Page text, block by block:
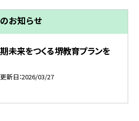
お知らせ
来をつくる堺教育プランを
更新日 2026/03/27